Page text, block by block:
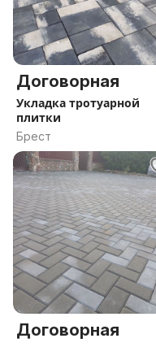
Договорная
Укладка тротуарной
плитки
Брест
Договорная